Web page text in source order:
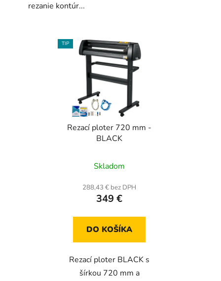
rezanie kontúr...
TIP
Rezací ploter 720 mm -
BLACK
hodnotenie
produktu
je
z
Skladom
288,43 € bez DPH
349 €
DO KOŠÍKA
Rezací ploter BLACK s
šírkou 720 mm a